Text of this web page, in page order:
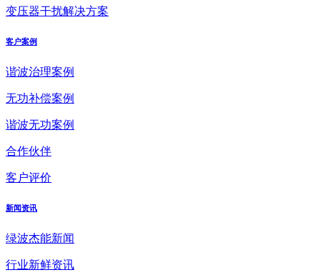
变压器干扰解决方案
客户案例
谐波治理案例
无功补偿案例
谐波无功案例
合作伙伴
客户评价
新闻资讯
绿波杰能新闻
行业新鲜资讯